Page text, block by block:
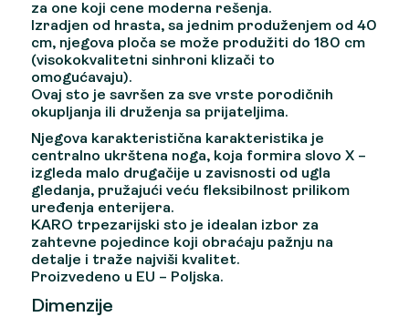
za one koji cene moderna rešenja.
Izradjen od hrasta, sa jednim produženjem od 40
cm, njegova ploča se može produžiti do 180 cm
(visokokvalitetni sinhroni klizači to
omogućavaju).
Ovaj sto je savršen za sve vrste porodičnih
okupljanja ili druženja sa prijateljima.
Njegova karakteristična karakteristika je
centralno ukrštena noga, koja formira slovo X –
izgleda malo drugačije u zavisnosti od ugla
gledanja, pružajući veću fleksibilnost prilikom
uređenja enterijera.
KARO trpezarijski sto je idealan izbor za
zahtevne pojedince koji obraćaju pažnju na
detalje i traže najviši kvalitet.
Proizvedeno u EU – Poljska.
Dimenzije